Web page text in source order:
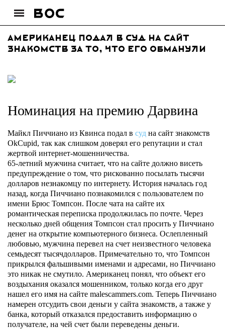
Американец подал в суд на сайт
знакомств за то, что его обманули
Номинация на премию Дарвина
Майкл Пиччиано из Квинса подал в суд на сайт знакомств
OkCupid, так как слишком доверял его репутации и стал
жертвой интернет-мошенничества.
65-летний мужчина считает, что на сайте должно висеть
предупреждение о том, что рискованно посылать тысячи
долларов незнакомцу по интернету. История началась год
назад, когда Пиччиано познакомился с пользователем по
имени Брюс Томпсон. После чата на сайте их
романтическая переписка продолжилась по почте. Через
несколько дней общения Томпсон стал просить у Пиччиано
денег на открытие компьютерного бизнеса. Ослепленный
любовью, мужчина перевел на счет неизвестного человека
семьдесят тысячдолларов. Примечательно то, что Томпсон
прикрылся фальшивыми именами и адресами, но Пиччиано
это никак не смутило. Американец понял, что объект его
воздыхания оказался мошенником, только когда его друг
нашел его имя на сайте malescammers.com. Теперь Пиччиано
намерен отсудить свои деньги у сайта знакомств, а также у
банка, который отказался предоставить информацию о
получателе, на чей счет были переведены деньги.